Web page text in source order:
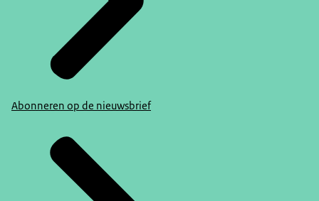
Abonneren op de nieuwsbrief